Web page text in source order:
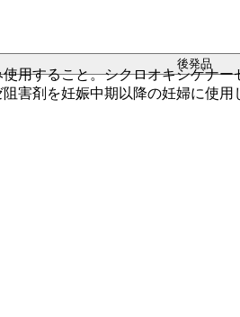
用すること。シクロオキシゲナ
害剤を妊娠中期以降の妊婦に使
後発品